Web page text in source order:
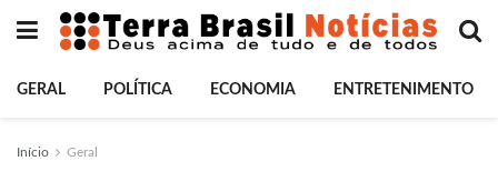
GERAL POLÍTICA ECONOMIA ENTRETENIMENTO
Início Geral